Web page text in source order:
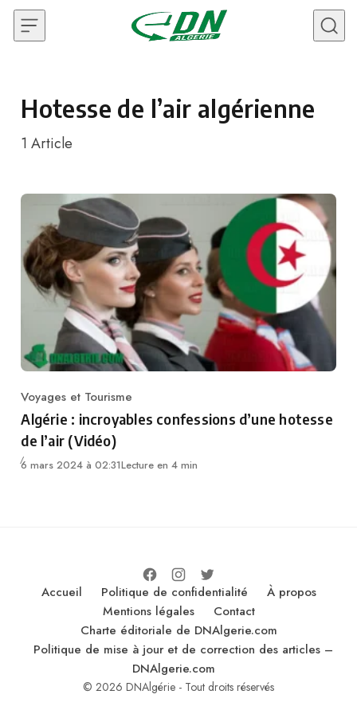
Skip to content
Hotesse de l’air algérienne
1 Article
Category
Voyages et Tourisme
Algérie : incroyables confessions d’une hotesse
de l’air (Vidéo)
6 mars 2024 à 02:31Lecture en 4 min
Accueil Politique de confidentialité
À propos
Mentions légales
Contact
Charte éditoriale de DNAlgerie.com
Politique de mise à jour et de correction des articles –
DNAlgerie.com
© 2026 DNAlgérie - Tout droits réservés